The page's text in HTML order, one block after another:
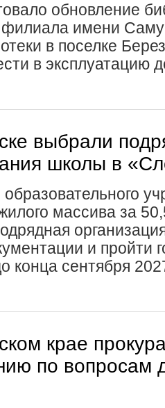
обновление
филиала имени
в поселке
в эксплуатацию
выбрали
школы в
образовательного
массива за
и пройти
конца сентября
крае
по вопросам